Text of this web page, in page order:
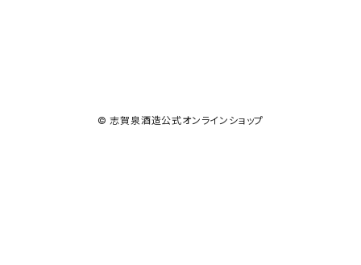
© 志賀泉酒造公式オンラインショップ